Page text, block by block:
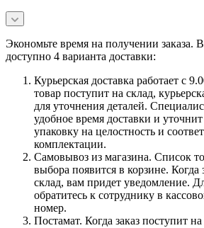
Экономьте время на получении заказа.
доступно 4 варианта доставки:
Курьерская доставка работает с
товар поступит на склад,
для уточнения деталей.
удобное время доставки и
упаковку на целостность и
комплектации.
Самовывоз из магазина. Список
выбора появится в корзине. Когда
склад, вам придет уведомление.
обратитесь к сотруднику в
номер.
Постамат. Когда заказ поступит